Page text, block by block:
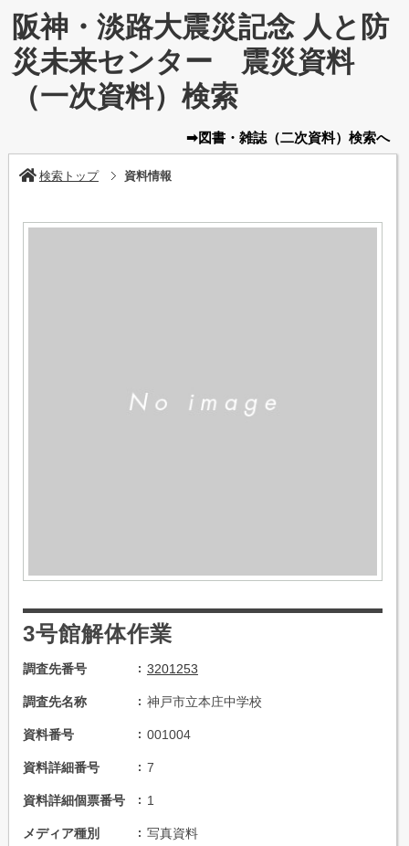
阪神・淡路大震災記念 人と防
災未来センター 震災資料
（一次資料）検索
➡図書・雑誌（二次資料） 検索へ
検索トップ 資料情報
3号館解体作業
調査先番号 3201253
調査先名称 神戸市立本庄中学校
資料番号 001004
資料詳細番号 7
資料詳細個票番号 1
メディア種別 写真資料